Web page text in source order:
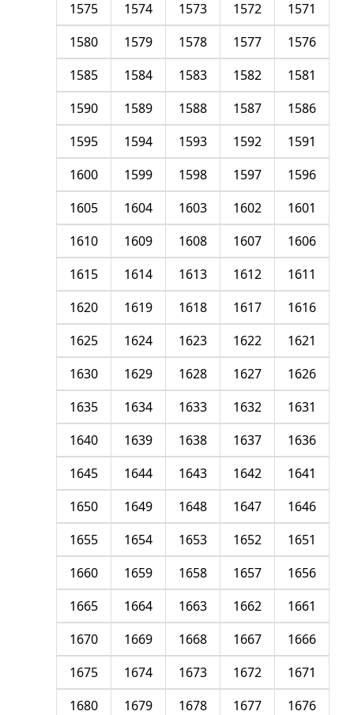
1571
1572
1573
1574
1575
1576
1577
1578
1579
1580
1581
1582
1583
1584
1585
1586
1587
1588
1589
1590
1591
1592
1593
1594
1595
1596
1597
1598
1599
1600
1601
1602
1603
1604
1605
1606
1607
1608
1609
1610
1611
1612
1613
1614
1615
1616
1617
1618
1619
1620
1621
1622
1623
1624
1625
1626
1627
1628
1629
1630
1631
1632
1633
1634
1635
1636
1637
1638
1639
1640
1641
1642
1643
1644
1645
1646
1647
1648
1649
1650
1651
1652
1653
1654
1655
1656
1657
1658
1659
1660
1661
1662
1663
1664
1665
1666
1667
1668
1669
1670
1671
1672
1673
1674
1675
1676
1677
1678
1679
1680